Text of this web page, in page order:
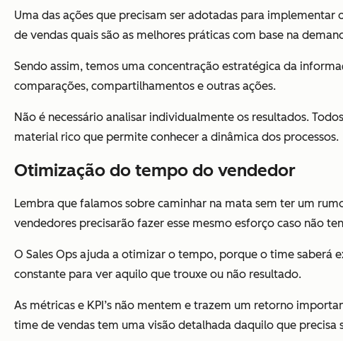
Uma das ações que precisam ser adotadas para
de vendas quais são as melhores práticas com base na
Sendo assim, temos uma concentração estratégica da
comparações, compartilhamentos e outras ações.
Não é necessário analisar individualmente os resultados.
material rico que permite conhecer a dinâmica dos processos.
Otimização do tempo do vendedor
Lembra que falamos sobre caminhar na mata sem ter um
vendedores precisarão fazer esse mesmo esforço caso não
O Sales Ops ajuda a otimizar o tempo, porque o time saberá
constante para ver aquilo que trouxe ou não resultado.
As métricas e KPI’s não mentem e trazem um retorno
time de vendas tem uma visão detalhada daquilo que precisa